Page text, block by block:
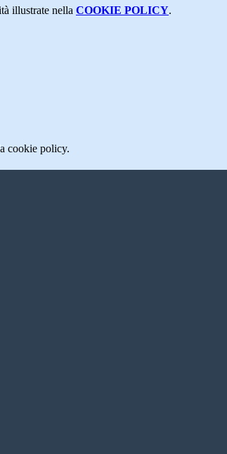
illustrate nella COOKIE POLICY.
cookie policy.